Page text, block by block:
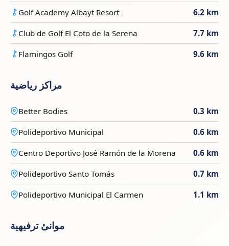
Golf Academy Albayt Resort 6.2 km
Club de Golf El Coto de la Serena 7.7 km
Flamingos Golf 9.6 km
مراكز رياضية
Better Bodies 0.3 km
Polideportivo Municipal 0.6 km
Centro Deportivo José Ramón de la Morena 0.6 km
Polideportivo Santo Tomás 0.7 km
Polideportivo Municipal El Carmen 1.1 km
موانئ ترفيهية